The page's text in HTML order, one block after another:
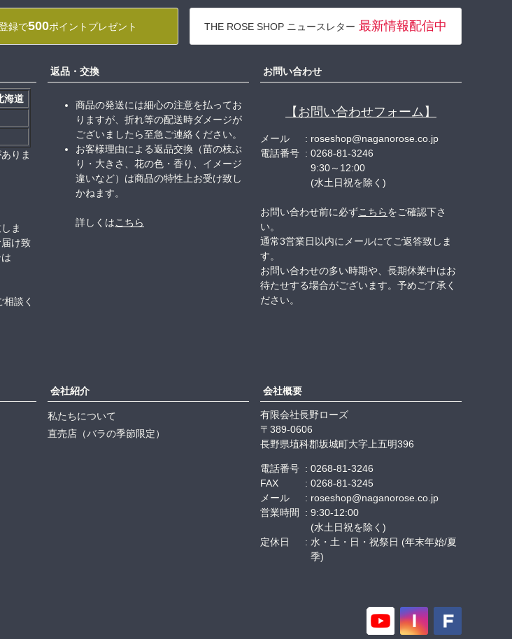
ップ
へ
録で500ポイントプレゼント THE ROSE SHOP ニュースレター 最新情報配信中
海道
りま
ま
け致
談く
返品・交換
商品の発送には細心の注意を払ってお
りますが、折れ等の配送時ダメージが
ございましたら至急ご連絡ください。
お客様理由による返品交換（苗の枝ぶ
り・大きさ、花の色・香り、イメージ
違いなど）は商品の特性上お受け致し
かねます。
詳しくはこちら
お問い合わせ
【お問い合わせフォーム】
メール
roseshop@naganorose.co.jp
電話番号
0268-81-3246
9:30～12:00
(水土日祝を除く)
お問い合わせ前に必ずこちらをご確認下さ
い。
通常3営業日以内にメールにてご返答致しま
す。
お問い合わせの多い時期や、長期休業中はお
待たせする場合がございます。予めご了承く
ださい。
会社紹介
私たちについて
直売店（バラの季節限定）
会社概要
有限会社長野ローズ
389-0606
長野県埴科郡坂城町大字上五明396
電話番号
0268-81-3246
FAX
0268-81-3245
メール
roseshop@naganorose.co.jp
営業時間
9:30-12:00
(水土日祝を除く)
定休日
水・土・日・祝祭日 (年末年始/夏
季)